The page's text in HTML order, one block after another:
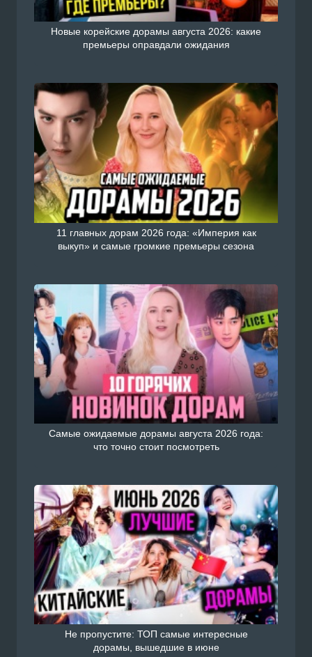
Новые корейские дорамы августа 2026: какие
премьеры оправдали ожидания
11 главных дорам 2026 года: «Империя как
выкуп» и самые громкие премьеры сезона
Самые ожидаемые дорамы августа 2026 года:
что точно стоит посмотреть
Не пропустите: ТОП самые интересные
дорамы, вышедшие в июне